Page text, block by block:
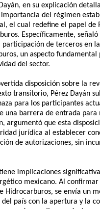
en su explicación
del régimen
el cual redefine el papel de
Específicamente, señaló
de terceros en
un aspecto fundamental
del sector.
disposición sobre la
transitorio, Pérez Dayán
para los participantes
una barrera de entrada para
argumentó que esta
jurídica al establecer
de autorizaciones, sin
implicaciones
mexicano. Al confirmar
Hidrocarburos, se envía un
país con la apertura y la